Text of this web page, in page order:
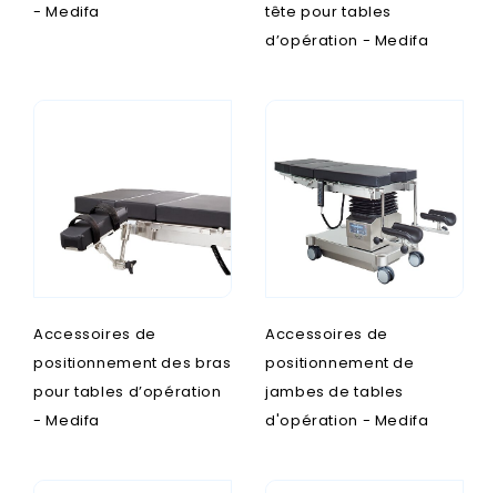
- Medifa
tête pour tables
d’opération - Medifa
Accessoires de
positionnement des bras
pour tables d’opération
- Medifa
Accessoires de
positionnement de
jambes de tables
d'opération - Medifa